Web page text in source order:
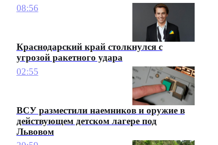
08:56
Краснодарский край столкнулся с
угрозой ракетного удара
02:55
ВСУ разместили наемников и оружие в
действующем детском лагере под
Львовом